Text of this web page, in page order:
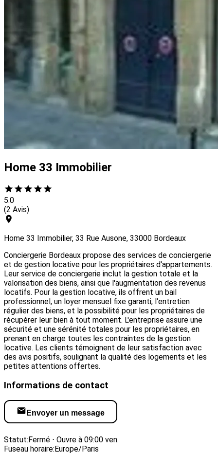
Home 33 Immobilier
5.0
(2 Avis)
Home 33 Immobilier, 33 Rue Ausone, 33000 Bordeaux
Conciergerie Bordeaux propose des services de conciergerie
et de gestion locative pour les propriétaires d'appartements.
Leur service de conciergerie inclut la gestion totale et la
valorisation des biens, ainsi que l'augmentation des revenus
locatifs. Pour la gestion locative, ils offrent un bail
professionnel, un loyer mensuel fixe garanti, l'entretien
régulier des biens, et la possibilité pour les propriétaires de
récupérer leur bien à tout moment. L'entreprise assure une
sécurité et une sérénité totales pour les propriétaires, en
prenant en charge toutes les contraintes de la gestion
locative. Les clients témoignent de leur satisfaction avec
des avis positifs, soulignant la qualité des logements et les
petites attentions offertes.
Informations de contact
Envoyer un message
Statut:Fermé ⋅ Ouvre à 09:00 ven.
Fuseau horaire:Europe/Paris